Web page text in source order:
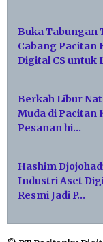
Buka Tabungan
Cabang Pacitan
Digital CS untuk
Berkah Libur
Muda di Pacitan
Pesanan hi…
Hashim
Industri Aset
Resmi Jadi P…